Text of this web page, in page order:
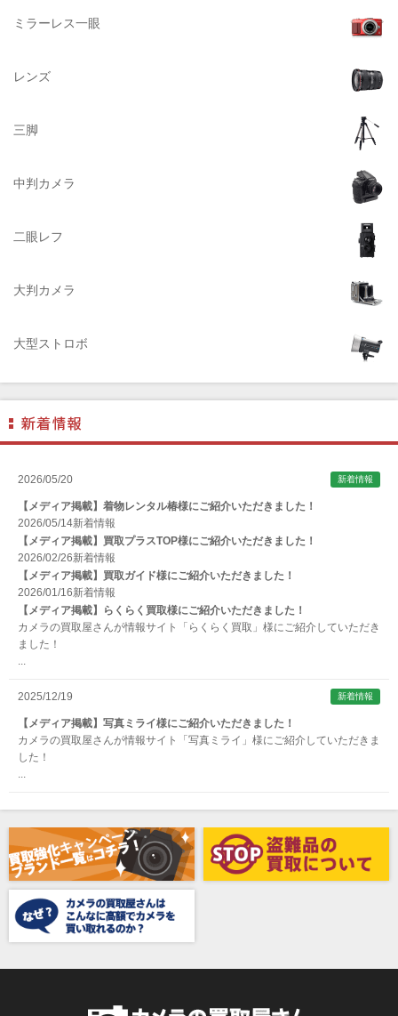
A-POWER (エー・パワー)
ACQUAPAZZA（アクアパッツァ）
AGFA（アグフア）
ALPA（アルパ）
ALT（アルト）
ARAX（アラクス）
Arca-Swiss（アルカスイス）
Argus （アーガス）
ARNUVO（アルヌボ）
ARTISAN&ARTIST (アルティザンアンドアーティスト)
Aska（アスカ/飛鳥）
ATOMOS（アトモス）
erg（エルグ）
AVENON（アベノン）
Awagami Factory（アワガミファクトリー）
Belkin（ベルキン）
Bencini（ベンチーニ）
BENRO（ベンロ）
BERGEON（ベルジョン）
Blackmagic Design（ブラックマジックデザイン）
ミラーレス一眼
レンズ
三脚
中判カメラ
二眼レフ
大判カメラ
大型ストロボ
2026/05/20 新着情報
【メディア掲載】着物レンタル椿様にご紹介いただきました！
2026/05/14新着情報
【メディア掲載】買取プラスTOP様にご紹介いただきました！
2026/02/26新着情報
【メディア掲載】買取ガイド様にご紹介いただきました！
2026/01/16新着情報
【メディア掲載】らくらく買取様にご紹介いただきました！
カメラの買取屋さんが情報サイト「らくらく買取」様にご紹介していただき
ました！
...
2025/12/19 新着情報
【メディア掲載】写真ミライ様にご紹介いただきました！
カメラの買取屋さんが情報サイト「写真ミライ」様にご紹介していただきま
した！
...